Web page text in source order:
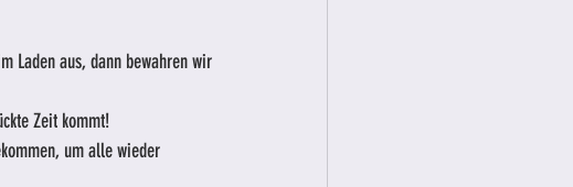
Laden aus, dann bewahren wir
Zeit kommt!
um alle wieder